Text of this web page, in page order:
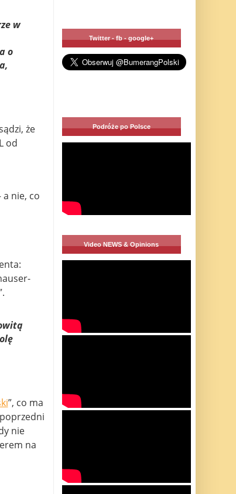
w
o
że
od
nie, co
”, co ma
nie
na
Twitter - fb - google+
Podróże po Polsce
Video NEWS & Opinions